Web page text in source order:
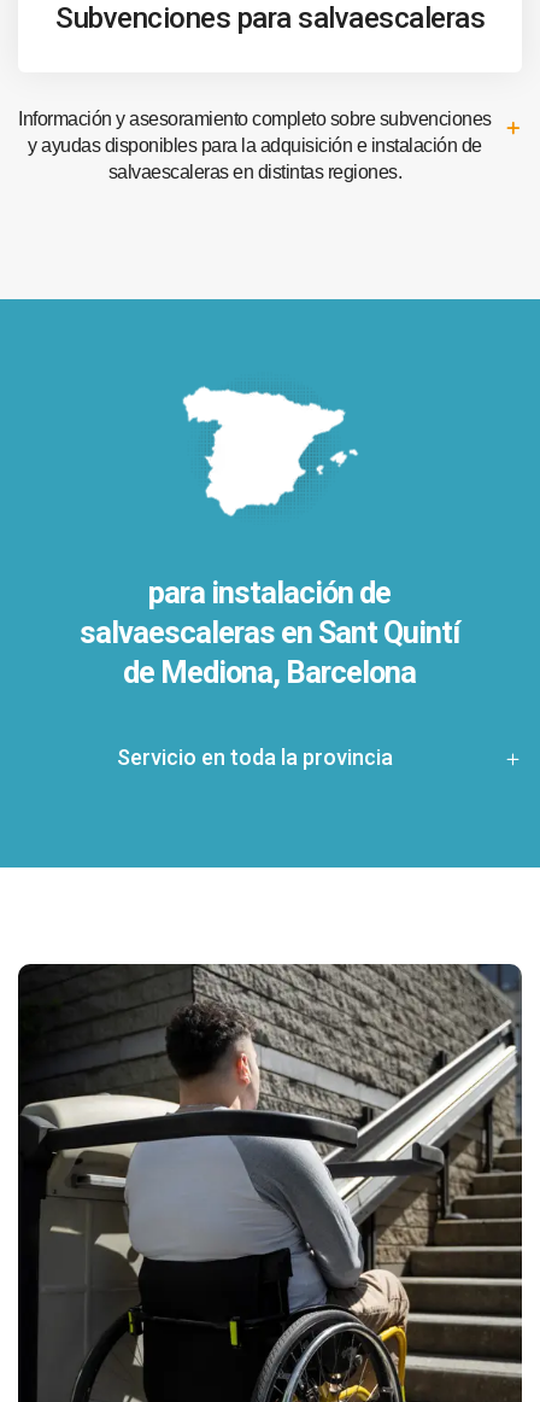
Subvenciones para salvaescaleras
Información y asesoramiento completo sobre subvenciones
y ayudas disponibles para la adquisición e instalación de
salvaescaleras en distintas regiones.
para instalación de
salvaescaleras en Sant Quintí
de Mediona, Barcelona
Servicio en toda la provincia